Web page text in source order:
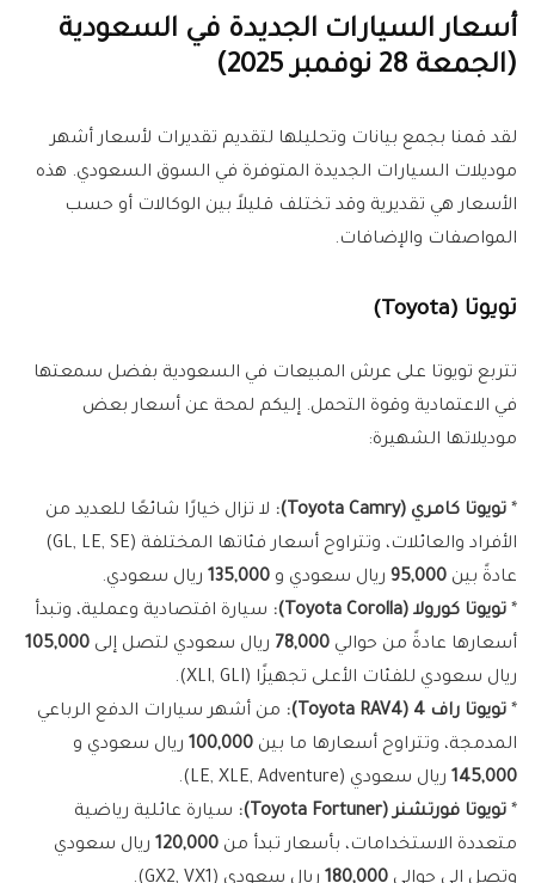
أسعار السيارات الجديدة في السعودية
(الجمعة 28 نوفمبر 2025)
لقد قمنا بجمع بيانات وتحليلها لتقديم تقديرات لأسعار أشهر
موديلات السيارات الجديدة المتوفرة في السوق السعودي. هذه
الأسعار هي تقديرية وقد تختلف قليلاً بين الوكالات أو حسب
المواصفات والإضافات.
تويوتا (Toyota)
تتربع تويوتا على عرش المبيعات في السعودية بفضل سمعتها
في الاعتمادية وقوة التحمل. إليكم لمحة عن أسعار بعض
موديلاتها الشهيرة:
* تويوتا كامري (Toyota Camry):
لا تزال خيارًا شائعًا للعديد من
الأفراد والعائلات، وتتراوح أسعار فئاتها المختلفة (GL, LE, SE)
عادةً بين 95,000 ريال سعودي و 135,000 ريال سعودي.
* تويوتا كورولا (Toyota Corolla):
سيارة اقتصادية وعملية، وتبدأ
أسعارها عادةً من حوالي 78,000 ريال سعودي لتصل إلى 105,000
ريال سعودي للفئات الأعلى تجهيزًا (XLI, GLI).
* تويوتا راف 4 (Toyota RAV4):
من أشهر سيارات الدفع الرباعي
المدمجة، وتتراوح أسعارها ما بين 100,000 ريال سعودي و
145,000 ريال سعودي (LE, XLE, Adventure).
* تويوتا فورتشنر (Toyota Fortuner):
سيارة عائلية رياضية
متعددة الاستخدامات، بأسعار تبدأ من 120,000 ريال سعودي